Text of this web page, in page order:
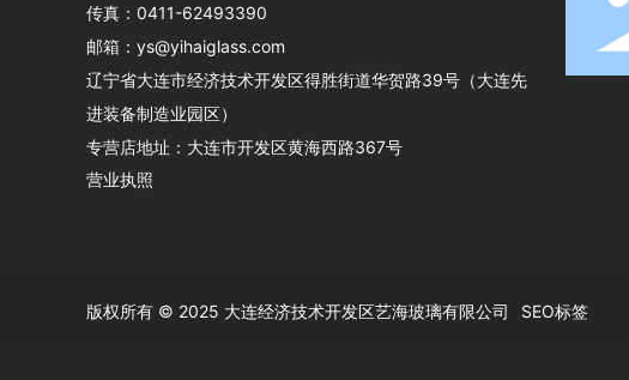
传真：0411-62493390
邮箱： ys@yihaiglass.com
辽宁省大连市经济技术开发区得胜街道华贺路39号（大连先
进装备制造业园区）
专营店地址：大连市开发区黄海西路367号
营业执照
版权所有 © 2025 大连经济技术开发区艺海玻璃有限公司 SEO标签